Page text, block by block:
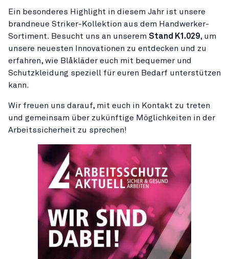
Ein besonderes Highlight in diesem Jahr ist unsere
brandneue Striker-Kollektion aus dem Handwerker-
Sortiment. Besucht uns an unserem Stand K1.029, um
unsere neuesten Innovationen zu entdecken und zu
erfahren, wie Blåkläder euch mit bequemer und
Schutzkleidung speziell für euren Bedarf unterstützen
kann.
Wir freuen uns darauf, mit euch in Kontakt zu treten
und gemeinsam über zukünftige Möglichkeiten in der
Arbeitssicherheit zu sprechen!